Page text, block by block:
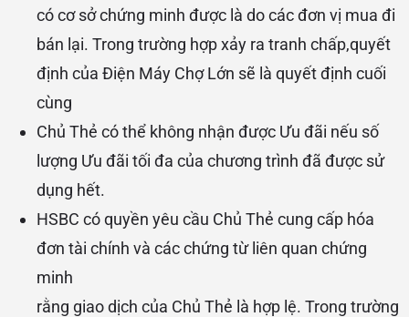
có cơ sở chứng minh được là do các đơn vị mua đi
bán lại. Trong trường hợp xảy ra tranh chấp,quyết
định của Điện Máy Chợ Lớn sẽ là quyết định cuối
cùng
Chủ Thẻ có thể không nhận được Ưu đãi nếu số
lượng Ưu đãi tối đa của chương trình đã được sử
dụng hết.
HSBC có quyền yêu cầu Chủ Thẻ cung cấp hóa
đơn tài chính và các chứng từ liên quan chứng
minh
rằng giao dịch của Chủ Thẻ là hợp lệ. Trong trường